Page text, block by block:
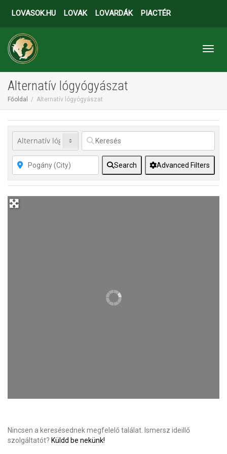
LOVASOK.HU LOVAK LOVARDÁK PIACTÉR
Alternatív lógyógyászat
Főoldal Alternatív lógyógyászat
Search Advanced Filters
Nincsen a keresésednek megfelelő találat. Ismersz ideillő
szolgáltatót? Küldd be nekünk!